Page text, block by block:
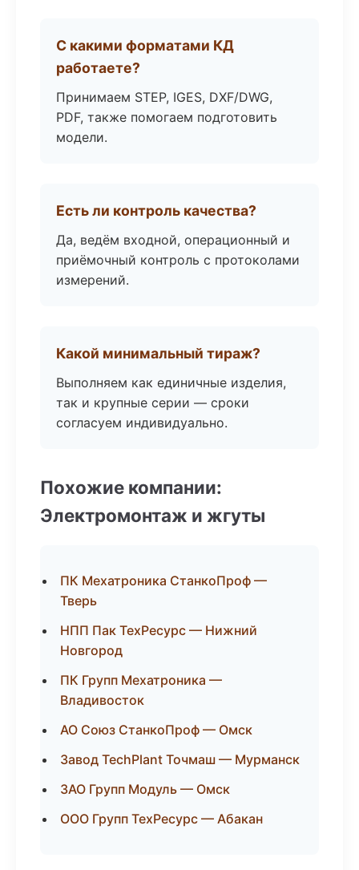
С какими форматами КД
работаете?
Принимаем STEP, IGES, DXF/DWG,
PDF, также помогаем подготовить
модели.
Есть ли контроль качества?
Да, ведём входной, операционный и
приёмочный контроль с протоколами
измерений.
Какой минимальный тираж?
Выполняем как единичные изделия,
так и крупные серии — сроки
согласуем индивидуально.
Похожие компании:
Электромонтаж и жгуты
ПК Мехатроника СтанкоПроф —
Тверь
НПП Пак ТехРесурс — Нижний
Новгород
ПК Групп Мехатроника —
Владивосток
АО Союз СтанкоПроф — Омск
Завод TechPlant Точмаш — Мурманск
ЗАО Групп Модуль — Омск
ООО Групп ТехРесурс — Абакан